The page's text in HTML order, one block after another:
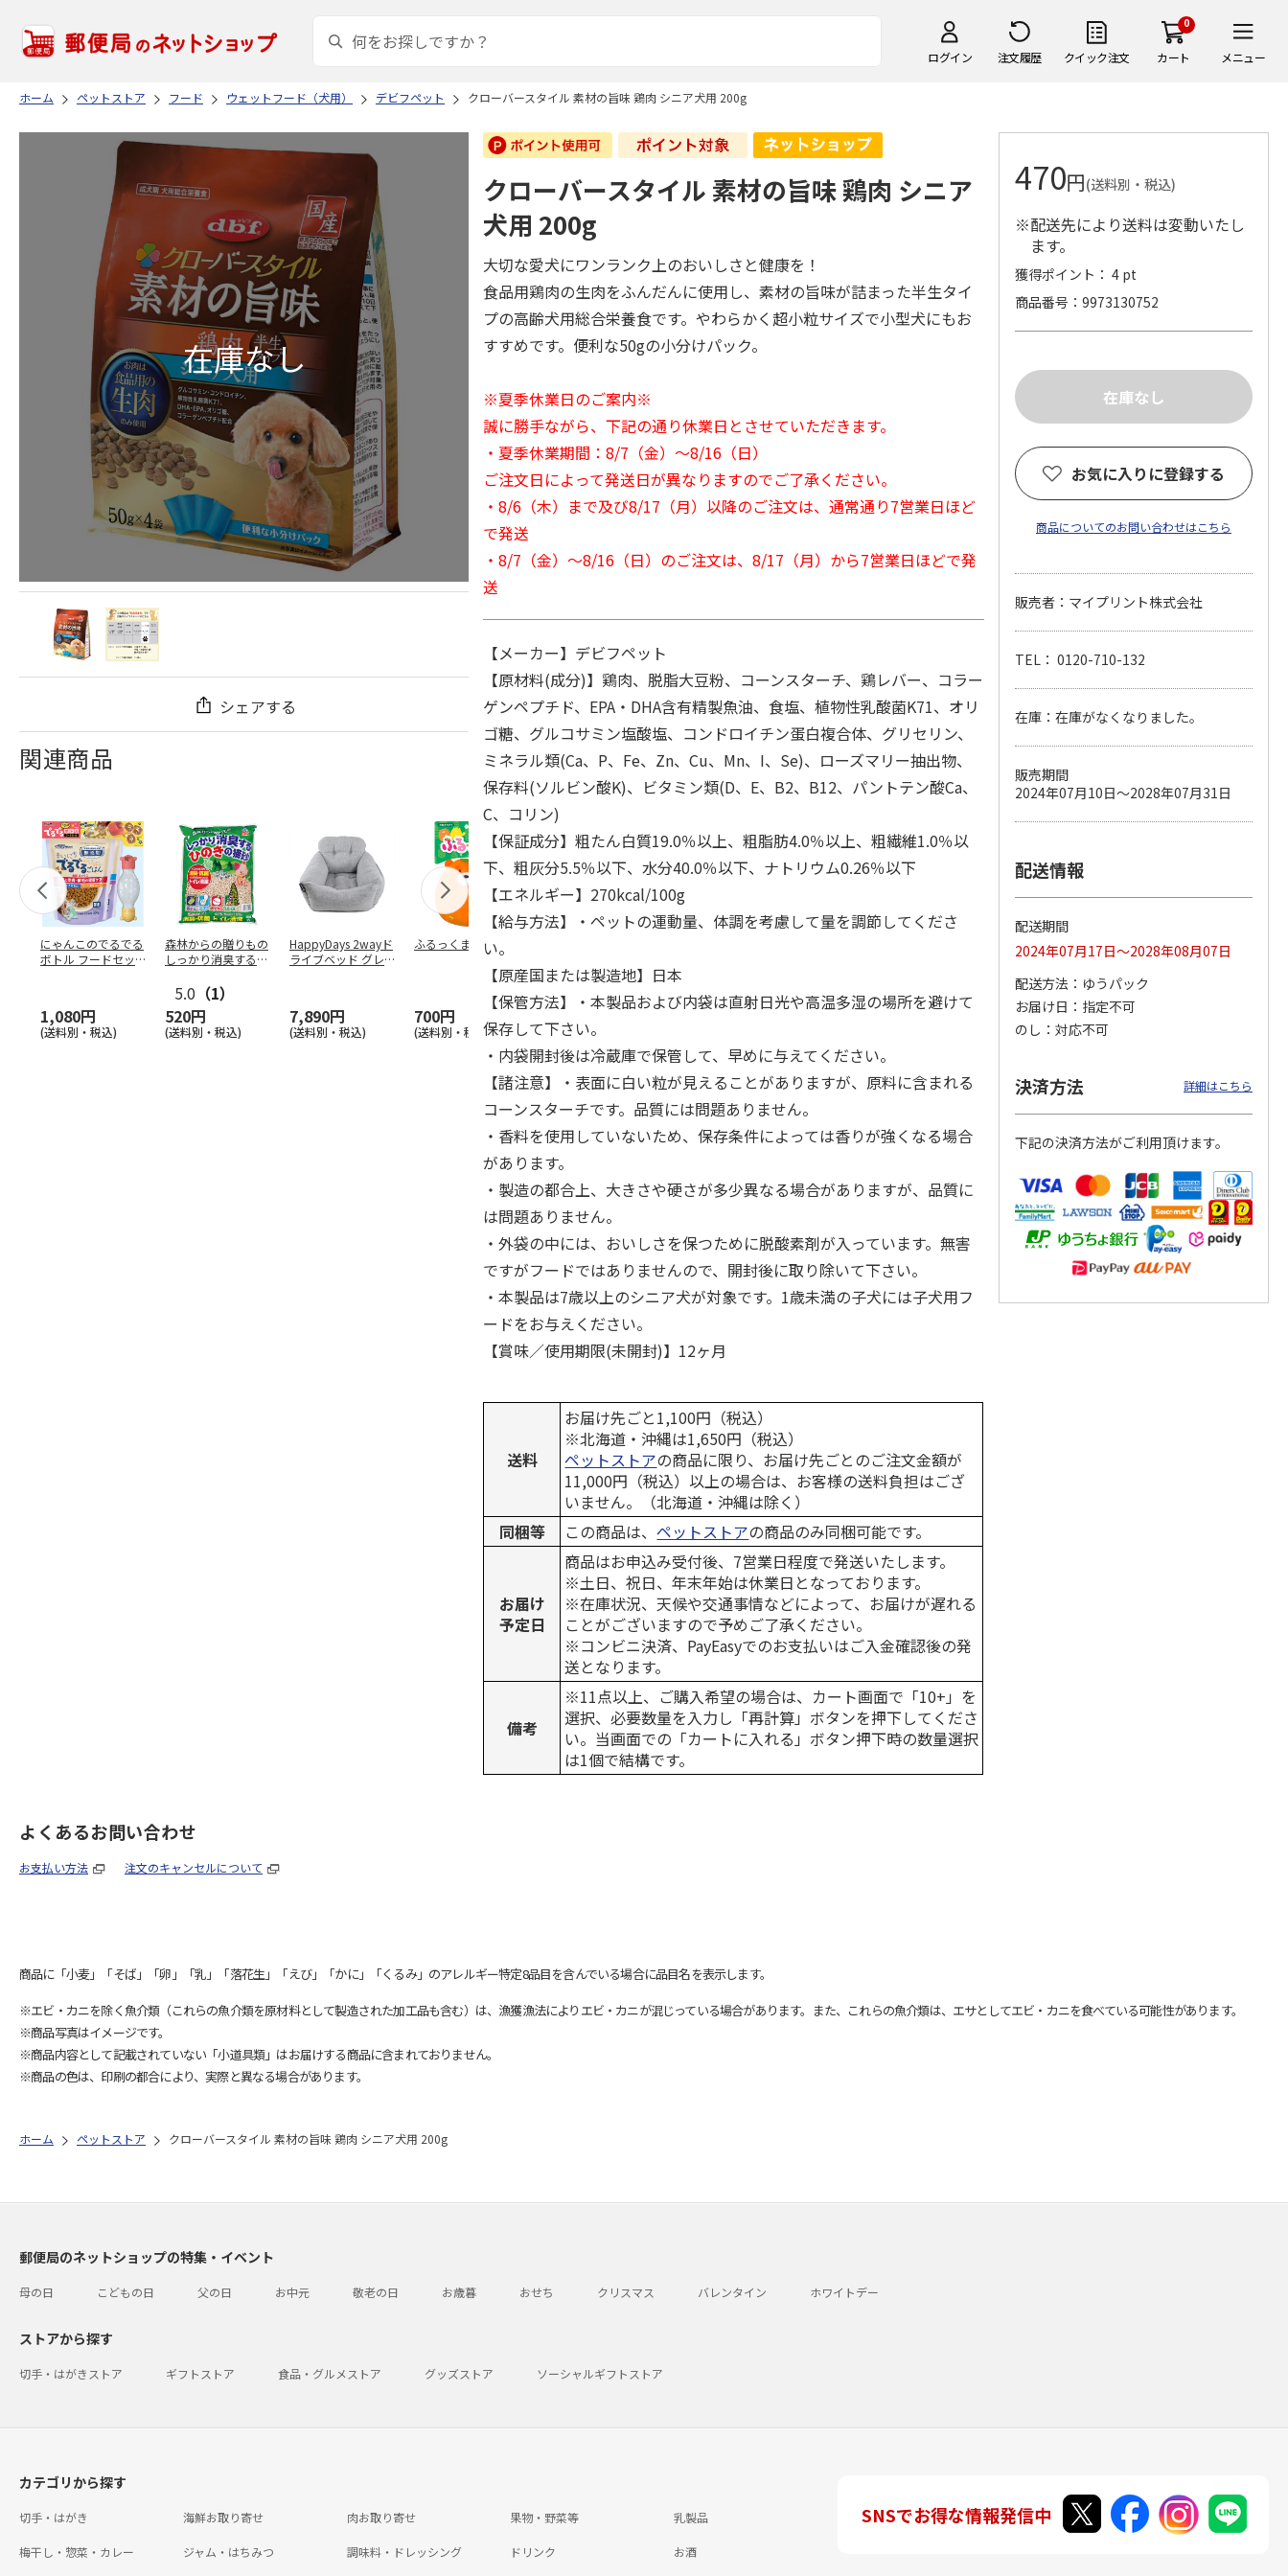
ログイン 注文履歴 クイック注文
0
カート メニュー
ホーム ペットストア フード ウェットフード（犬用） デビフペット クローバースタイル 素材の旨味 鶏肉 シニア犬用 200g
シェアする
関連商品
にゃんこのでるでる
ボトル フードセッ
1,080円
(送料別・税込)
森林からの贈りもの
しっかり消臭するひ
5.0 （1）
520円
(送料別・税込)
HappyDays 2wayド
ライブベッド グレ
7,890円
(送料別・税込)
ふるっくま みかん
700円
(送料別・税込)
ンド 4L
1,320円
(送料別・税込)
イレ ナチュラルグ
1,550円 470円 120円
ペット線香 虹のか
なた フルーティフ
ローラルの香り
590円
(送料別・税込)
CIAO 香り立つクラ
ンキー ちゅ～る和
クローバースタイル 素材の旨味 鶏肉 シニア
犬用 200g
大切な愛犬にワンランク上のおいしさと健康を！
食品用鶏肉の生肉をふんだんに使用し、素材の旨味が詰まった半生タイ
プの高齢犬用総合栄養食です。やわらかく超小粒サイズで小型犬にもお
すすめです。便利な50gの小分けパック。
※夏季休業日のご案内※
誠に勝手ながら、下記の通り休業日とさせていただきます。
・夏季休業期間：8/7（金）～8/16（日）
ご注文日によって発送日が異なりますのでご了承ください。
・8/6（木）まで及び8/17（月）以降のご注文は、通常通り7営業日ほど
で発送
・8/7（金）～8/16（日）のご注文は、8/17（月）から7営業日ほどで発
送
【メーカー】デビフペット
【原材料(成分)】鶏肉、脱脂大豆粉、コーンスターチ、鶏レバー、コラー
ゲンペプチド、EPA・DHA含有精製魚油、食塩、植物性乳酸菌K71、オリ
ゴ糖、グルコサミン塩酸塩、コンドロイチン蛋白複合体、グリセリン、
ミネラル類(Ca、P、Fe、Zn、Cu、Mn、I、Se)、ローズマリー抽出物、
保存料(ソルビン酸K)、ビタミン類(D、E、B2、B12、パントテン酸Ca、
C、コリン)
【保証成分】粗たん白質19.0％以上、粗脂肪4.0％以上、粗繊維1.0％以
下、粗灰分5.5％以下、水分40.0％以下、ナトリウム0.26％以下
【エネルギー】270kcal/100g
【給与方法】・ペットの運動量、体調を考慮して量を調節してくださ
い。
【原産国または製造地】日本
【保管方法】・本製品および内袋は直射日光や高温多湿の場所を避けて
保存して下さい。
・内袋開封後は冷蔵庫で保管して、早めに与えてください。
【諸注意】・表面に白い粒が見えることがありますが、原料に含まれる
コーンスターチです。品質には問題ありません。
・香料を使用していないため、保存条件によっては香りが強くなる場合
があります。
・製造の都合上、大きさや硬さが多少異なる場合がありますが、品質に
は問題ありません。
・外袋の中には、おいしさを保つために脱酸素剤が入っています。無害
ですがフードではありませんので、開封後に取り除いて下さい。
・本製品は7歳以上のシニア犬が対象です。1歳未満の子犬には子犬用フ
ードをお与えください。
【賞味／使用期限(未開封)】12ヶ月
送料
お届け先ごと1,100円（税込）
※北海道・沖縄は1,650円（税込）
ペットストアの商品に限り、お届け先ごとのご注文金額が
11,000円（税込）以上の場合は、お客様の送料負担はござ
いません。（北海道・沖縄は除く）
同梱等
この商品は、ペットストアの商品のみ同梱可能です。
お届け
予定日
商品はお申込み受付後、7営業日程度で発送いたします。
※土日、祝日、年末年始は休業日となっております。
※在庫状況、天候や交通事情などによって、お届けが遅れる
ことがございますので予めご了承ください。
※コンビニ決済、PayEasyでのお支払いはご入金確認後の発
送となります。
備考
※11点以上、ご購入希望の場合は、カート画面で「10+」を
選択、必要数量を入力し「再計算」ボタンを押下してくださ
い。当画面での「カートに入れる」ボタン押下時の数量選択
は1個で結構です。
470円(送料別・税込)
※配送先により送料は変動いたし
ます。
獲得ポイント： 4 pt
商品番号
9973130752
お気に入りに登録する
商品についてのお問い合わせはこちら
販売者：マイプリント株式会社
TEL： 0120-710-132
在庫：在庫がなくなりました。
販売期間
2024年07月10日～2028年07月31日
配送情報
配送期間
2024年07月17日～2028年08月07日
配送方法
ゆうパック
お届け日
指定不可
のし
対応不可
決済方法 詳細はこちら
下記の決済方法がご利用頂けます。
よくあるお問い合わせ
お支払い方法 注文のキャンセルについて
商品に「小麦」「そば」「卵」「乳」「落花生」「えび」「かに」「くるみ」のアレルギー特定8品目を含んでいる場合に品目名を表示します。
※エビ・カニを除く魚介類（これらの魚介類を原材料として製造された加工品も含む）は、漁獲漁法によりエビ・カニが混じっている場合があります。また、これらの魚介類は、エサとしてエビ・カニを食べている可能性があります。
※商品写真はイメージです。
※商品内容として記載されていない「小道具類」はお届けする商品に含まれておりません。
※商品の色は、印刷の都合により、実際と異なる場合があります。
ホーム ペットストア クローバースタイル 素材の旨味 鶏肉 シニア犬用 200g
郵便局のネットショップの特集・イベント
母の日 こどもの日 父の日 お中元 敬老の日 お歳暮 おせち クリスマス バレンタイン ホワイトデー
ストアから探す
切手・はがきストア ギフトストア 食品・グルメストア グッズストア ソーシャルギフトストア
カテゴリから探す
切手・はがき 海鮮お取り寄せ 肉お取り寄せ 果物・野菜等 乳製品
梅干し・惣菜・カレー ジャム・はちみつ 調味料・ドレッシング ドリンク お酒
SNSでお得な情報発信中